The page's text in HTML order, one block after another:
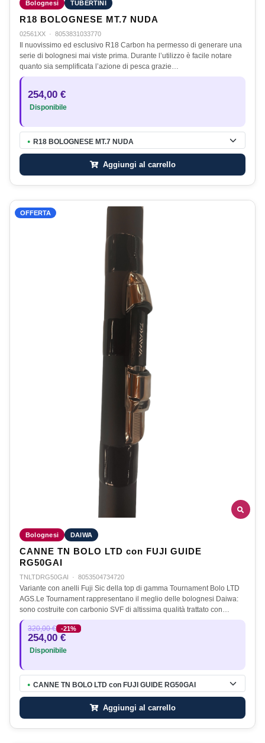
Bolognesi TUBERTINI
R18 BOLOGNESE MT.7 NUDA
02561XX · 8053831033770
Il nuovissimo ed esclusivo R18 Carbon ha permesso di generare una
serie di bolognesi mai viste prima. Durante l’utilizzo è facile notare
quanto sia semplificata l’azione di pesca grazie…
254,00 €
Disponibile
● R18 BOLOGNESE MT.7 NUDA
Aggiungi al carrello
OFFERTA
Bolognesi DAIWA
CANNE TN BOLO LTD con FUJI GUIDE
RG50GAI
TNLTDRG50GAI · 8053504734720
Variante con anelli Fuji Sic della top di gamma Tournament Bolo LTD
AGS.Le Tournament rappresentano il meglio delle bolognesi Daiwa:
sono costruite con carbonio SVF di altissima qualità trattato con…
320,00 € -21%
254,00 €
Disponibile
● CANNE TN BOLO LTD con FUJI GUIDE RG50GAI
Aggiungi al carrello